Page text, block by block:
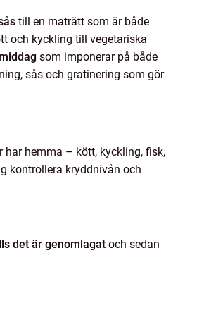
till en maträtt som är både
och kyckling till vegetariska
som imponerar på både
sås och gratinering som gör
har hemma – kött, kyckling, fisk,
kontrollera kryddnivån och
det är genomlagat och sedan